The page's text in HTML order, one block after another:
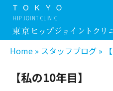
Home » スタッフブログ »
【私の10年目】